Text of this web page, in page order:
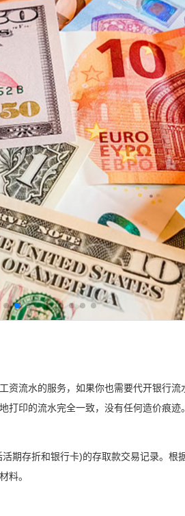
资流水的服务，如果你也需要代开银行
打印的流水完全一致，没有任何造价痕
期存折和银行卡)的存取款交易记录。
料。